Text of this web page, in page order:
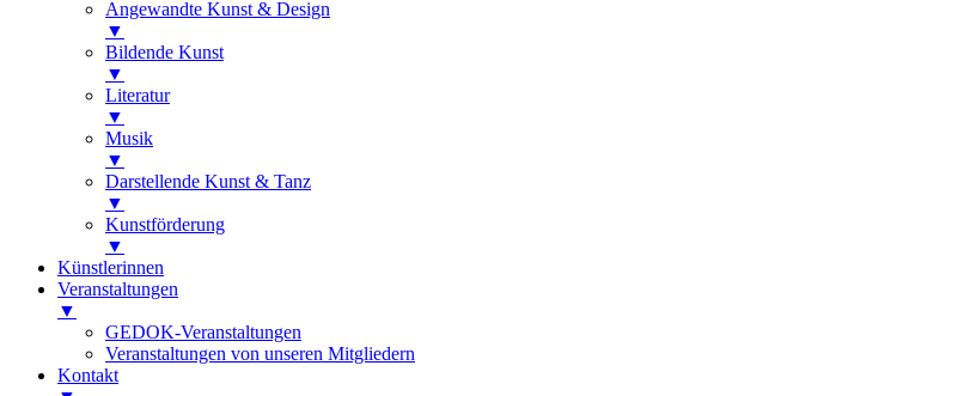
Angewandte Kunst & Design
▼
Bildende Kunst
▼
Literatur
▼
Musik
▼
Darstellende Kunst & Tanz
▼
Kunstförderung
▼
Künstlerinnen
Veranstaltungen
▼
GEDOK-Veranstaltungen
Veranstaltungen von unseren Mitgliedern
Kontakt